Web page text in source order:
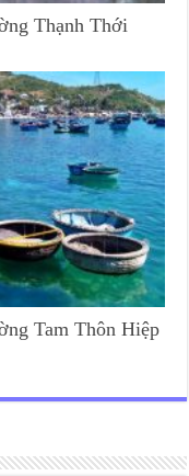
Thạnh Thới
Tam Thôn Hiệp